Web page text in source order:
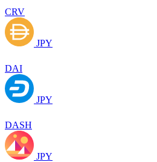
CRV
JPY
DAI
JPY
DASH
JPY